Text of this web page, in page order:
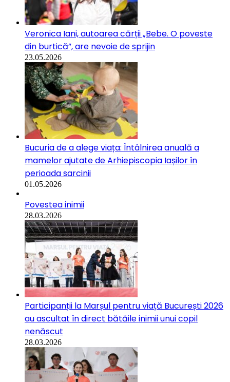
Veronica Iani, autoarea cărții „Bebe. O poveste
din burtică”, are nevoie de sprijin
23.05.2026
Bucuria de a alege viața: Întâlnirea anuală a
mamelor ajutate de Arhiepiscopia Iașilor în
perioada sarcinii
01.05.2026
Povestea inimii
28.03.2026
Participanții la Marșul pentru viață București 2026
au ascultat în direct bătăile inimii unui copil
nenăscut
28.03.2026